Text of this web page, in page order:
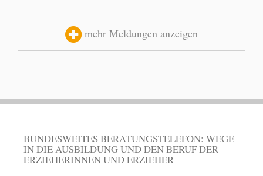
mehr Meldungen anzeigen
BUNDESWEITES BERATUNGSTELEFON: WEGE
IN DIE AUSBILDUNG UND DEN BERUF DER
ERZIEHERINNEN UND ERZIEHER